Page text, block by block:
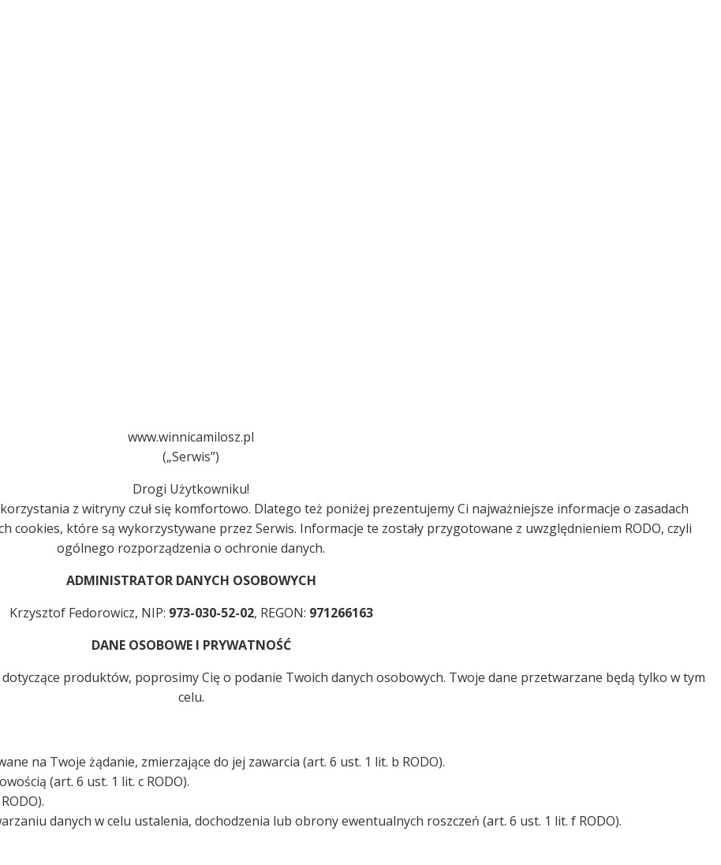
www.winnicamilosz.pl
(„Serwis”)
Drogi Użytkowniku!
z witryny czuł się komfortowo. Dlatego też poniżej prezentujemy Ci najważniejsze informacje o zasadach
cookies, które są wykorzystywane przez Serwis. Informacje te zostały przygotowane z uwzględnieniem RODO, czyli
ogólnego rozporządzenia o ochronie danych.
ADMINISTRATOR DANYCH OSOBOWYCH
Krzysztof Fedorowicz, NIP: 973-030-52-02, REGON: 971266163
DANE OSOBOWE I PRYWATNOŚĆ
produktów, poprosimy Cię o podanie Twoich danych osobowych. Twoje dane przetwarzane będą tylko w tym
celu.
na Twoje żądanie, zmierzające do jej zawarcia (art. 6 ust. 1 lit. b RODO).
(art. 6 ust. 1 lit. c RODO).
danych w celu ustalenia, dochodzenia lub obrony ewentualnych roszczeń (art. 6 ust. 1 lit. f RODO).